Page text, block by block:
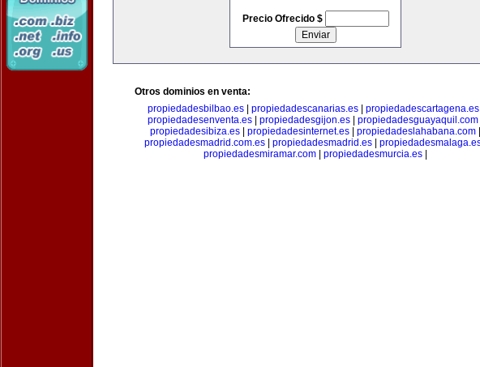
Precio Ofrecido $
Otros dominios en venta:
propiedadesbilbao.es| propiedadescanarias.es| propiedadescartagena.es|
propiedadesenventa.es
propiedadesgijon.es propiedadesguayaquil.com
propiedadesibiza.es
propiedadesinternet.es propiedadeslahabana.com
propiedadesmadrid.com.es
propiedadesmadrid.es
propiedadesmiramar.com
propiedadesmurcia.es